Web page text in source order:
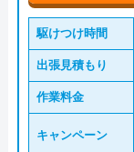
駆けつけ時間
出張見積もり
作業料金
キャンペーン